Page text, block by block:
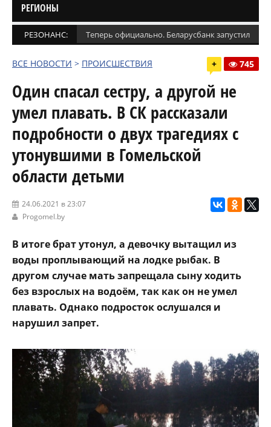
РЕГИОНЫ
РЕЗОНАНС: Теперь официально. Беларусбанк запустил
ВСЕ НОВОСТИ > ПРОИСШЕСТВИЯ + 745
Один спасал сестру, а другой не
умел плавать. В СК рассказали
подробности о двух трагедиях с
утонувшими в Гомельской
области детьми
24.06.2021 в 23:07
Progomel.by
В итоге брат утонул, а девочку вытащил из
воды проплывающий на лодке рыбак. В
другом случае мать запрещала сыну ходить
без взрослых на водоём, так как он не умел
плавать. Однако подросток ослушался и
нарушил запрет.